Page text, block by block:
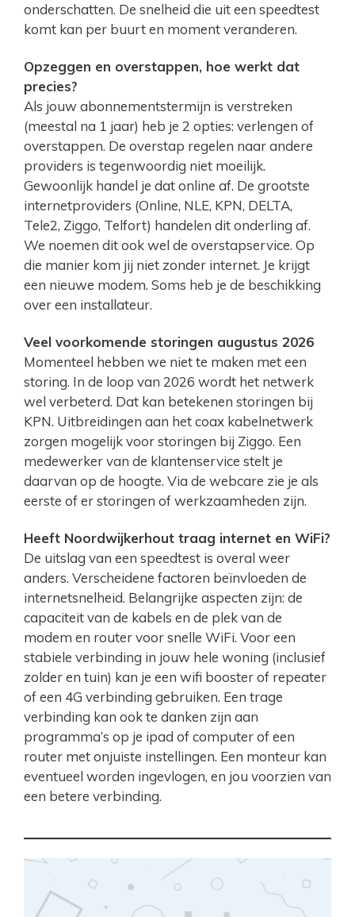
onderschatten. De snelheid die uit een speedtest
komt kan per buurt en moment veranderen.
Opzeggen en overstappen, hoe werkt dat
precies?
Als jouw abonnementstermijn is verstreken
(meestal na 1 jaar) heb je 2 opties: verlengen of
overstappen. De overstap regelen naar andere
providers is tegenwoordig niet moeilijk.
Gewoonlijk handel je dat online af. De grootste
internetproviders (Online, NLE, KPN, DELTA,
Tele2, Ziggo, Telfort) handelen dit onderling af.
We noemen dit ook wel de overstapservice. Op
die manier kom jij niet zonder internet. Je krijgt
een nieuwe modem. Soms heb je de beschikking
over een installateur.
Veel voorkomende storingen augustus 2026
Momenteel hebben we niet te maken met een
storing. In de loop van 2026 wordt het netwerk
wel verbeterd. Dat kan betekenen storingen bij
KPN. Uitbreidingen aan het coax kabelnetwerk
zorgen mogelijk voor storingen bij Ziggo. Een
medewerker van de klantenservice stelt je
daarvan op de hoogte. Via de webcare zie je als
eerste of er storingen of werkzaamheden zijn.
Heeft Noordwijkerhout traag internet en WiFi?
De uitslag van een speedtest is overal weer
anders. Verscheidene factoren beïnvloeden de
internetsnelheid. Belangrijke aspecten zijn: de
capaciteit van de kabels en de plek van de
modem en router voor snelle WiFi. Voor een
stabiele verbinding in jouw hele woning (inclusief
zolder en tuin) kan je een wifi booster of repeater
of een 4G verbinding gebruiken. Een trage
verbinding kan ook te danken zijn aan
programma’s op je ipad of computer of een
router met onjuiste instellingen. Een monteur kan
eventueel worden ingevlogen, en jou voorzien van
een betere verbinding.